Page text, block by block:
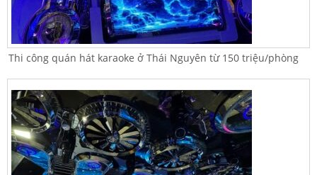
Thi công quán hát karaoke ở Thái Nguyên từ 150 triệu/phòng